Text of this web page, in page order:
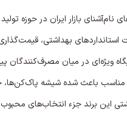
نام‌آشنای بازار ایران در حوزه
استانداردهای بهداشتی،
ویژه‌ای در میان مصرف‌کنندگان
مناسب باعث شده شیشه پاک‌کن‌ها،
این برند جزء انتخاب‌های محبوب